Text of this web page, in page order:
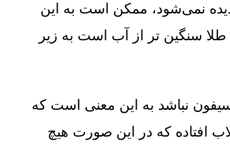
نمی‌شود، ممکن است به این
طلا سنگین تر از آب است به زیر
نباشد به این معنی است که
افتاده که در این صورت هیچ